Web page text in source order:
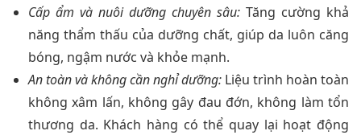
Cấp ẩm và nuôi dưỡng chuyên sâu: Tăng cường khả
năng thẩm thấu của dưỡng chất, giúp da luôn căng
bóng, ngậm nước và khỏe mạnh.
An toàn và không cần nghỉ dưỡng: Liệu trình hoàn toàn
không xâm lấn, không gây đau đớn, không làm tổn
thương da. Khách hàng có thể quay lại hoạt động